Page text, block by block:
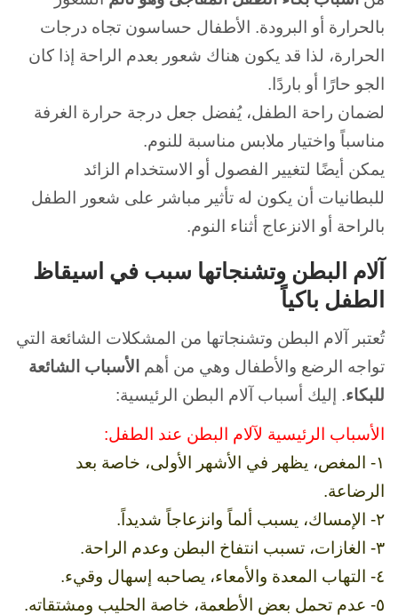
بالحرارة أو البرودة.
الأطفال حساسون تجاه درجات
الحرارة، لذا قد يكون هناك شعور بعدم الراحة إذا كان
الجو حارًا أو باردًا.
لضمان راحة الطفل، يُفضل جعل درجة حرارة الغرفة
مناسباً واختيار ملابس مناسبة للنوم.
يمكن أيضًا لتغيير الفصول أو الاستخدام الزائد
للبطانيات أن يكون له تأثير مباشر على شعور الطفل
بالراحة أو الانزعاج أثناء النوم.
آلام البطن وتشنجاتها سبب في اسيقاظ
الطفل باكياً
تُعتبر آلام البطن وتشنجاتها من المشكلات الشائعة التي
تواجه الرضع والأطفال وهي من أهم
الأسباب الشائعة
للبكاء. إليك أسباب آلام البطن الرئيسية:
الأسباب الرئيسية لآلام البطن عند الطفل:
١- المغص، يظهر في الأشهر الأولى، خاصة بعد
الرضاعة.
٢- الإمساك، يسبب ألماً وانزعاجاً شديداً.
٣- الغازات، تسبب انتفاخ البطن وعدم الراحة.
٤- التهاب المعدة والأمعاء، يصاحبه إسهال وقيء.
٥- عدم تحمل بعض الأطعمة، خاصة الحليب ومشتقاته.